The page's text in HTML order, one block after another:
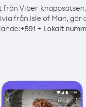
från Viber-knappsatsen.
från Isle of Man, gör
+591 + Lokalt